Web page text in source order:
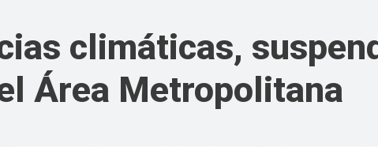
climáticas,
Área Metropolitana